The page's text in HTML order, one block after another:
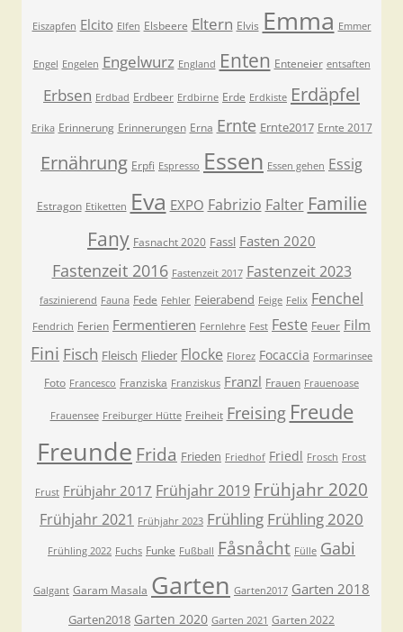
Eiszapfen Elcito Elfen Elsbeere Eltern Elvis Emma Emmer
Engel Engelen Engelwurz England Enten Enteneier entsaften
Erbsen Erdbad Erdbeer Erdbirne Erde Erdkiste Erdäpfel
Erika Erinnerung Erinnerungen Erna Ernte Ernte2017 Ernte 2017
Ernährung Erpfi Espresso Essen Essen gehen Essig
Estragon Etiketten Eva EXPO Fabrizio Falter Familie
Fany Fasnacht 2020 Fassl Fasten 2020
Fastenzeit 2016 Fastenzeit 2017 Fastenzeit 2023
faszinierend Fauna Fede Fehler Feierabend Feige Felix Fenchel
Fendrich Ferien Fermentieren Fernlehre Fest Feste Feuer Film
Fini Fisch Fleisch Flieder Flocke Florez Focaccia Formarinsee
Foto Francesco Franziska Franziskus Franzl Frauen Frauenoase
Frauensee Freiburger Hütte Freiheit Freising Freude
Freunde Frida Frieden Friedhof Friedl Frosch Frost
Frust Frühjahr 2017 Frühjahr 2019 Frühjahr 2020
Frühjahr 2021 Frühjahr 2023 Frühling Frühling 2020
Frühling 2022 Fuchs Funke Fußball Fåsnåcht Fülle Gabi
Galgant Garam Masala Garten Garten2017 Garten 2018
Garten2018 Garten 2020 Garten 2021 Garten 2022